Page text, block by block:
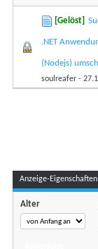
[Gelöst]
.NET
(Nodejs)
soulreafer -
Anzeige-Eigenschaften
Alter